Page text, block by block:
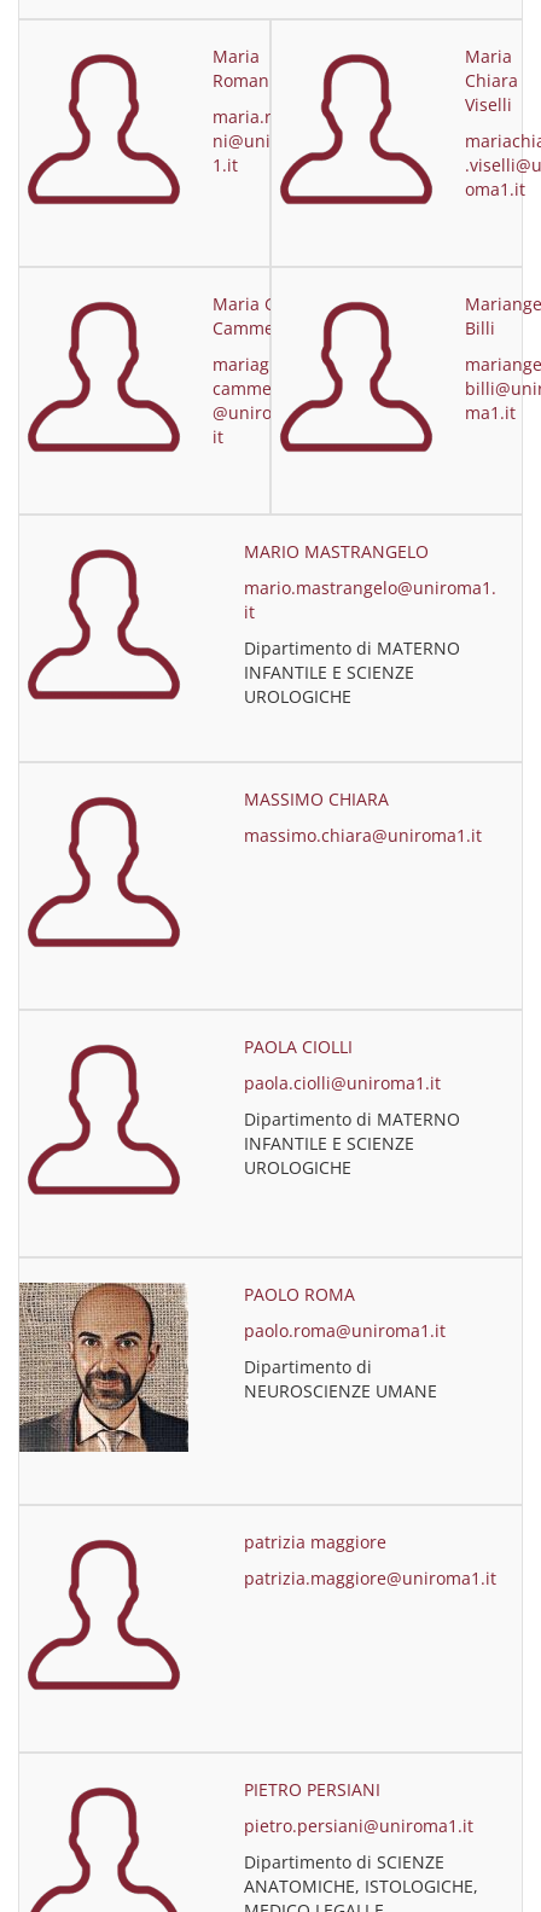
Maria
Romani
maria.roma
ni@uniroma
1.it
Maria
Chiara
Viselli
oma1.it
Maria Gloria
Cammeresi
mariagloria.
cammeresi
@uniroma1.
it
Billi
ma1.it
MARIO MASTRANGELO
mario.mastrangelo@uniroma1.
it
Dipartimento di MATERNO
INFANTILE E SCIENZE
UROLOGICHE
MASSIMO CHIARA
massimo.chiara@uniroma1.it
PAOLA CIOLLI
paola.ciolli@uniroma1.it
Dipartimento di MATERNO
INFANTILE E SCIENZE
UROLOGICHE
PAOLO ROMA
paolo.roma@uniroma1.it
Dipartimento di
NEUROSCIENZE UMANE
patrizia maggiore
patrizia.maggiore@uniroma1.it
PIETRO PERSIANI
pietro.persiani@uniroma1.it
Dipartimento di SCIENZE
ANATOMICHE, ISTOLOGICHE,